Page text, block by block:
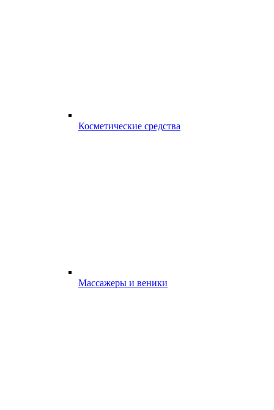
Косметические средства
Массажеры и веники